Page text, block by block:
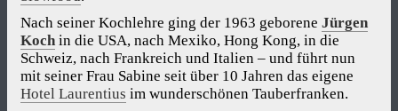
Nach seiner Kochlehre ging der 1963 geborene Jürgen
Koch in die USA, nach Mexiko, Hong Kong, in die
Schweiz, nach Frankreich und Italien – und führt nun
mit seiner Frau Sabine seit über 10 Jahren das eigene
Hotel Laurentius im wunderschönen Tauberfranken.